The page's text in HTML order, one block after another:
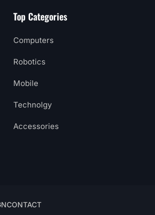
Top Categories
Computers
Robotics
Mobile
Technolgy
Accessories
CONTACT